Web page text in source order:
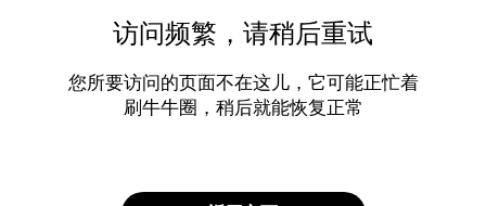
访问频繁，请稍后重试
您所要访问的页面不在这儿，它可能正忙着
刷牛牛圈，稍后就能恢复正常